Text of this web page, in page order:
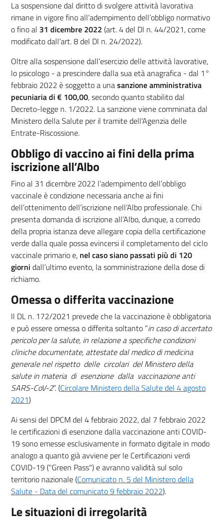
La sospensione dal diritto di svolgere attività lavorativa
rimane in vigore fino all’adempimento dell’obbligo normativo
o fino al 31 dicembre 2022 (art. 4 del Dl n. 44/2021, come
modificato dall’art. 8 del Dl n. 24/2022).
Oltre alla sospensione dall’esercizio delle attività lavorative,
lo psicologo - a prescindere dalla sua età anagrafica - dal 1°
febbraio 2022 è soggetto a unasanzione amministrativa
pecuniaria di € 100,00, secondo quanto stabilito dal
Decreto-legge n. 1/2022. La sanzione viene comminata dal
Ministero della Salute per il tramite dell'Agenzia delle
Entrate-Riscossione.
Obbligo di vaccino ai fini della prima
iscrizione all’Albo
Fino al 31 dicembre 2022 l’adempimento dell’obbligo
vaccinale è condizione necessaria anche ai fini
dell’ottenimento dell’iscrizione nell’Albo professionale. Chi
presenta domanda di iscrizione all’Albo, dunque, a corredo
della propria istanza deve allegare copia della certificazione
verde dalla quale possa evincersi il completamento del ciclo
vaccinale primario e, nel caso siano passati più di 120
giorni dall’ultimo evento, la somministrazione della dose di
richiamo.
Omessa o differita vaccinazione
Il DL n. 172/2021 prevede che la vaccinazione è obbligatoria
e può essere omessa o differita soltanto “in caso di accertato
pericolo per la salute, in relazione a specifiche condizioni
cliniche documentate, attestate dal medico di medicina
generale nel rispetto delle circolari del Ministero della
salute in materia di esenzione dalla vaccinazione anti
SARS-CoV-2”. (Circolare Ministero della Salute del 4 agosto
2021(nuova scheda - new tab)
)
Ai sensi del DPCM del 4 febbraio 2022, dal 7 febbraio 2022
le certificazioni di esenzione dalla vaccinazione anti COVID-
19 sono emesse esclusivamente in formato digitale in modo
analogo a quanto già avviene per le Certificazioni verdi
COVID-19 ("Green Pass") e avranno validità sul solo
territorio nazionale (Comunicato n. 5 del Ministero della
Salute - Data del comunicato 9 febbraio 2022).
Le situazioni di irregolarità